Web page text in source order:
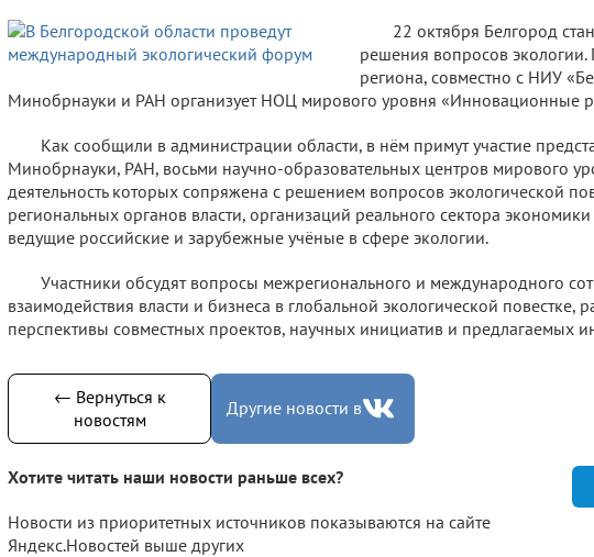
22 октября Белгород
решения вопросов экологии.
региона, совместно с НИУ
Минобрнауки и РАН организует НОЦ мирового уровня «Инновационные
Как сообщили в администрации области, в нём примут участие
Минобрнауки, РАН, восьми научно-образовательных центров мирового
деятельность которых сопряжена с решением вопросов экологической
региональных органов власти, организаций реального сектора
ведущие российские и зарубежные учёные в сфере экологии.
Участники обсудят вопросы межрегионального и международного
взаимодействия власти и бизнеса в глобальной экологической повестке,
перспективы совместных проектов, научных инициатив и предлагаемых
← Вернуться к
новостям
Другие новости в
Хотите читать наши новости раньше всех?
Новости из приоритетных источников показываются на сайте
Яндекс.Новостей выше других